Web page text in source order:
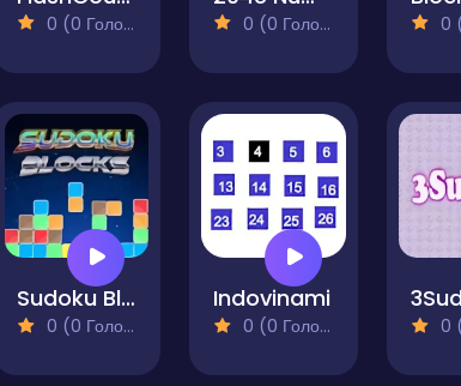
0 (0 Голосів) 0 (0 Голосів) 0
Sudoku Blocks
0 (0 Голосів)
Indovinami
0 (0 Голосів) 0